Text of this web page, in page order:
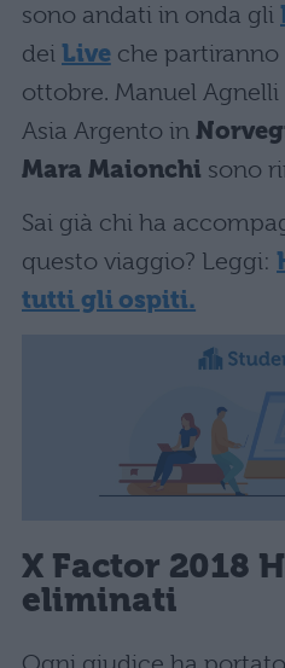
sono andati in onda gli
dei Liveche partiranno
ottobre. Manuel
Asia Argento in
Mara Maionchi sono
Sai già chi ha
questo viaggio? Leggi:
tutti gli ospiti.
X Factor 2018
eliminati